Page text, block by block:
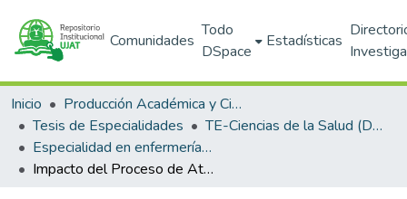
Comunidades
Todo
DSpace
Estadísticas
Inicio
Producción Académica y Científica
Tesis de Especialidades
TE-Ciencias de la Salud (DACS)
Especialidad en enfermería en cuidados intensivos
Impacto del Proceso de Atención de Enfermería en un Paciente Crítico con Cetoacidosis Diabética en la Unidad de Cuidados Intensivos.